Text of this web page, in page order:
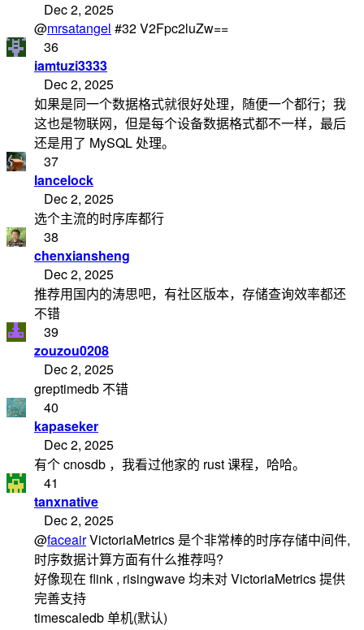
Dec 2, 2025
@mrsatangel #32 V2Fpc2luZw==
36
iamtuzi3333
Dec 2, 2025
如果是同一个数据格式就很好处理，随便一个都行；我
这也是物联网，但是每个设备数据格式都不一样，最后
还是用了 MySQL 处理。
37
lancelock
Dec 2, 2025
选个主流的时序库都行
38
chenxiansheng
Dec 2, 2025
推荐用国内的涛思吧，有社区版本，存储查询效率都还
不错
39
zouzou0208
Dec 2, 2025
greptimedb 不错
40
kapaseker
Dec 2, 2025
有个 cnosdb ，我看过他家的 rust 课程，哈哈。
41
tanxnative
Dec 2, 2025
@faceairVictoriaMetrics 是个非常棒的时序存储中间件,
时序数据计算方面有什么推荐吗?
好像现在 flink , risingwave 均未对 VictoriaMetrics 提供
完善支持
timescaledb 单机(默认)